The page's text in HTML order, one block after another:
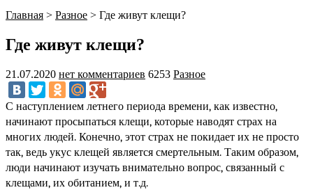
Главная > Разное > Где живут клещи?
Где живут клещи?
21.07.2020 нет комментариев 6253 Разное
С наступлением летнего периода времени, как известно,
начинают просыпаться клещи, которые наводят страх на
многих людей. Конечно, этот страх не покидает их не просто
так, ведь укус клещей является смертельным. Таким образом,
люди начинают изучать внимательно вопрос, связанный с
клещами, их обитанием, и т.д.